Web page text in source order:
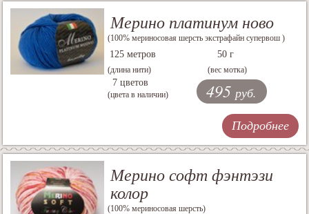
Мерино платинум ново
(100% мериносовая шерсть экстрафайн супервош )
125 метров
(длина нити)
50 г
(вес мотка)
7 цветов
(цвета в наличии) 495 руб.
Подробнее
Мерино софт фэнтэзи
колор
(100% мериносовая шерсть)